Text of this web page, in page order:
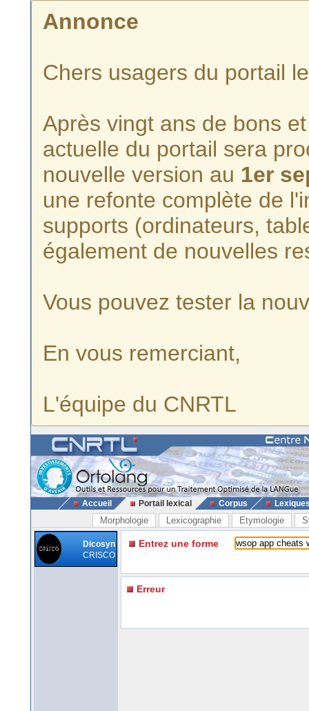
Annonce
Chers usagers du portail
Après vingt ans de bons
actuelle du portail sera
nouvelle version au 1er
une refonte complète de
supports (ordinateurs,
également de nouvelles
Vous pouvez tester la
En vous remerciant,
L'équipe du CNRTL
Accueil Portail lexical Corpus
Morphologie Lexicographie Etymologie
Dicosyn
CRISCO
Entrez une forme
Erreur